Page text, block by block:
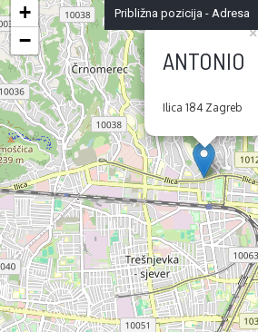
ANTONIO
Ilica 184 Zagreb
×
+
−
Približna pozicija - Adresa